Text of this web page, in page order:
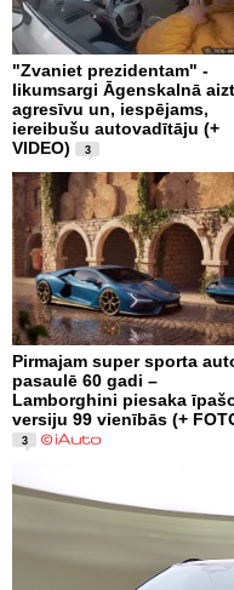
"Zvaniet prezidentam" -
likumsargi Āgenskalnā
agresīvu un, iespējams,
iereibušu autovadītāju (+
VIDEO)
3
Pirmajam super sporta
pasaulē 60 gadi –
Lamborghini piesaka
versiju 99 vienībās (+
3